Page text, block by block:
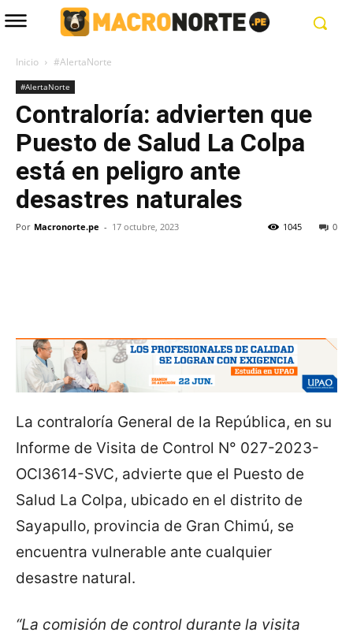
Inicio #AlertaNorte
#AlertaNorte
Contraloría: advierten que
Puesto de Salud La Colpa
está en peligro ante
desastres naturales
Por Macronorte.pe - 17 octubre, 2023 0
1045
La contraloría General de la República, en su
Informe de Visita de Control N° 027-2023-
OCI3614-SVC, advierte que el Puesto de
Salud La Colpa, ubicado en el distrito de
Sayapullo, provincia de Gran Chimú, se
encuentra vulnerable ante cualquier
desastre natural.
“La comisión de control durante la visita